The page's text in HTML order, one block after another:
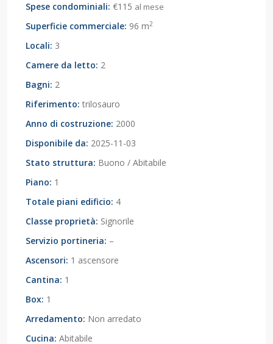
Spese condominiali: €115 al mese
Superficie commerciale: 96 m2
Locali: 3
Camere da letto: 2
Bagni: 2
Riferimento: trilosauro
Anno di costruzione: 2000
Disponibile da: 2025-11-03
Stato struttura: Buono / Abitabile
Piano: 1
Totale piani edificio: 4
Classe proprietà: Signorile
Servizio portineria: –
Ascensori: 1 ascensore
Cantina: 1
Box: 1
Arredamento: Non arredato
Cucina: Abitabile